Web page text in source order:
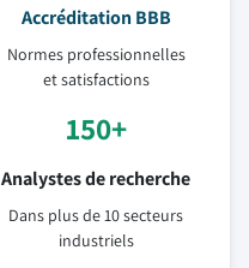
Accréditation BBB
Normes professionnelles
et satisfactions
150+
Analystes de recherche
Dans plus de 10 secteurs
industriels